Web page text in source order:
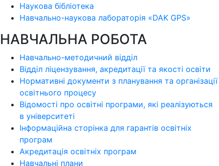
Наукова бібліотека
Навчально-наукова лабораторія «DAK GPS»
НАВЧАЛЬНА РОБОТА
Навчально-методичний відділ
Відділ ліцензування, акредитації та якості освіти
Нормативні документи з планування та організації
освітнього процесу
Відомості про освітні програми, які реалізуються
в університеті
Інформаційна сторінка для гарантів освітніх
програм
Акредитація освітніх програм
Навчальні плани